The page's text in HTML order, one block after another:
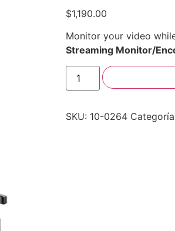
$1,190.00
Monitor your video
Streaming Monitor/
SKU: 10-0264